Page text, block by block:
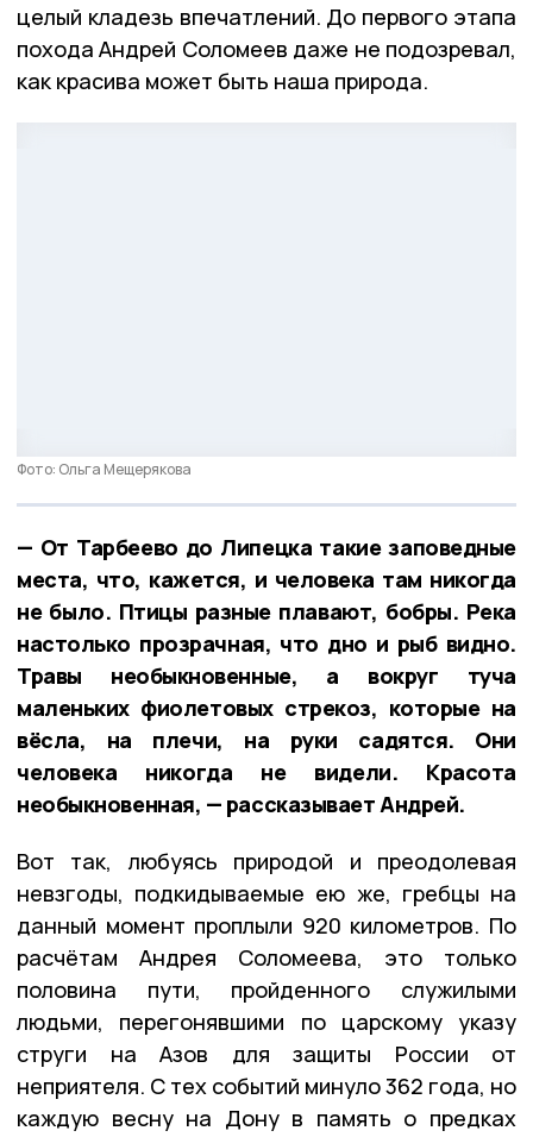
целый кладезь впечатлений. До первого этапа
похода Андрей Соломеев даже не подозревал,
как красива может быть наша природа.
Фото: Ольга Мещерякова
— От Тарбеево до Липецка такие заповедные
места, что, кажется, и человека там никогда
не было. Птицы разные плавают, бобры. Река
настолько прозрачная, что дно и рыб видно.
Травы необыкновенные, а вокруг туча
маленьких фиолетовых стрекоз, которые на
вёсла, на плечи, на руки садятся. Они
человека никогда не видели. Красота
необыкновенная, — рассказывает Андрей.
Вот так, любуясь природой и преодолевая
невзгоды, подкидываемые ею же, гребцы на
данный момент проплыли 920 километров. По
расчётам Андрея Соломеева, это только
половина пути, пройденного служилыми
людьми, перегонявшими по царскому указу
струги на Азов для защиты России от
неприятеля. С тех событий минуло 362 года, но
каждую весну на Дону в память о предках